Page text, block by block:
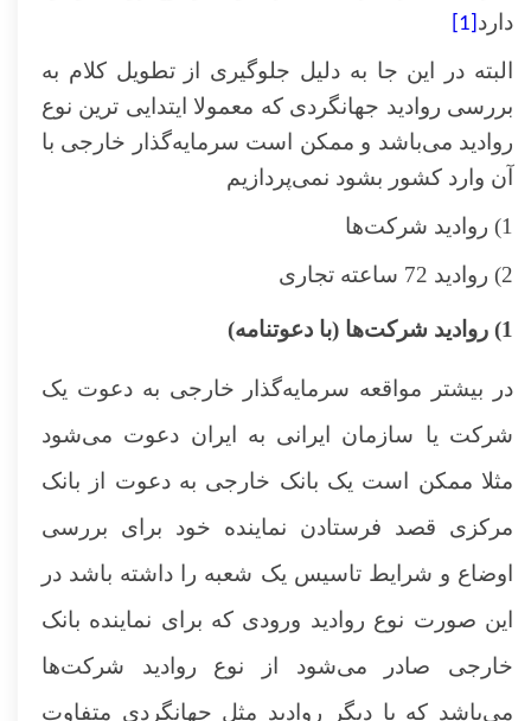
دارد [1]
البته در این جا به دلیل جلوگیری از تطویل کلام به
بررسی روادید جهانگردی که معمولا ایتدایی ترین نوع
روادید می‌باشد و ممکن است سرمایه‌گذار خارجی با
آن وارد کشور بشود نمی‌پردازیم
1) روادید شرکت‌ها
2) روادید 72 ساعته تجاری
1) روادید شرکت‌ها (با دعوتنامه)
در بیشتر مواقعه سرمایه‌گذار خارجی به دعوت یک
شرکت یا سازمان ایرانی به ایران دعوت می‌شود
مثلا ممکن است یک بانک خارجی به دعوت از بانک
مرکزی قصد فرستادن نماینده خود برای بررسی
اوضاع و شرایط تاسیس یک شعبه را داشته باشد در
این صورت نوع روادید ورودی که برای نماینده بانک
خارجی صادر می‌شود از نوع روادید شرکت‌ها
می‌باشد که با دیگر روادید مثل جهانگردی متفاوت